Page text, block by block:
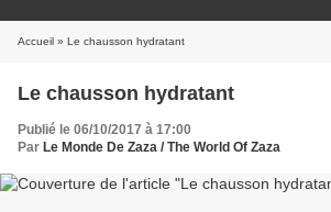
Accueil » Le chausson hydratant
Le chausson hydratant
Publié le 06/10/2017 à 17:00
Par Le Monde De Zaza / The World Of Zaza